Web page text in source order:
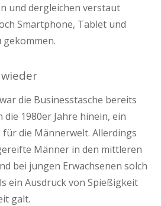
und dergleichen verstaut
Smartphone, Tablet und
die Businesstasche bereits
die 1980er Jahre hinein, ein
für die Männerwelt. Allerdings
Männer in den mittleren
bei jungen Erwachsenen solch
ein Ausdruck von Spießigkeit
galt.